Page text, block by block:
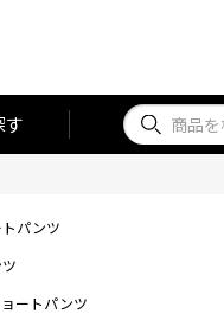
す
パンツ
ートパンツ